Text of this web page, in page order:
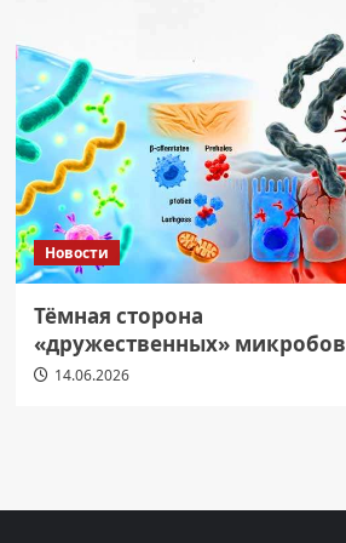
Новости
Тёмная сторона
«дружественных» микробов
14.06.2026